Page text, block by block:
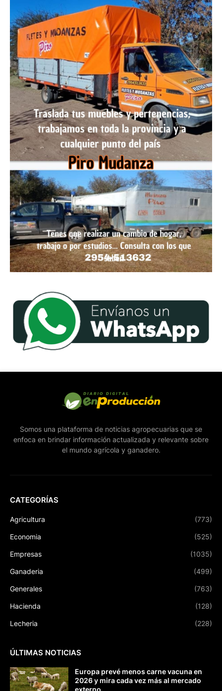
Somos una plataforma de noticias agropecuarias que se
enfoca en brindar información actualizada y relevante sobre
el mundo agrícola y ganadero.
CATEGORÍAS
Agricultura (773)
Economia (525)
Empresas (1035)
Ganaderia (499)
Generales (763)
Hacienda (128)
Lecheria (228)
ÚLTIMAS NOTICIAS
Europa prevé menos carne vacuna en
2026 y mira cada vez más al mercado